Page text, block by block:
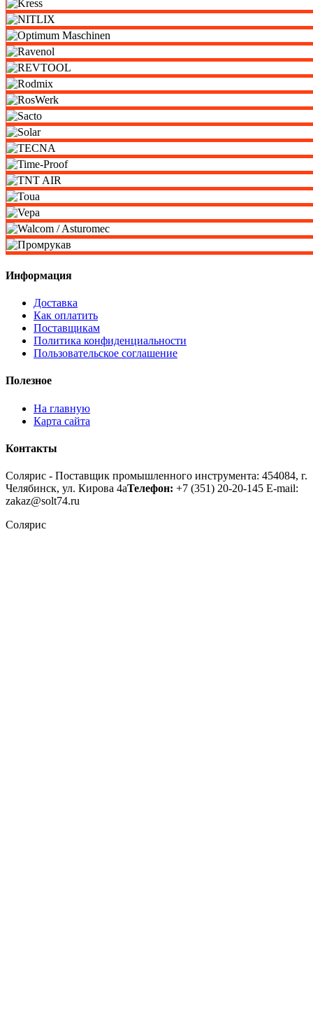
Информация
Доставка
Как оплатить
Поставщикам
Политика конфиденциальности
Пользовательское соглашение
Полезное
На главную
Карта сайта
Контакты
Солярис - Поставщик промышленного инструмента: 454084, г.
Челябинск, ул. Кирова 4аТелефон: +7 (351) 20-20-145 E-mail:
zakaz@solt74.ru
Солярис